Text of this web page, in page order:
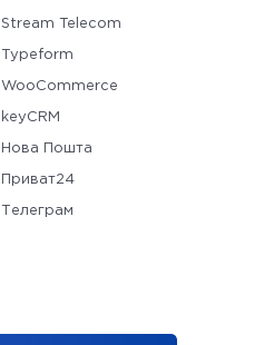
Stream Telecom
Typeform
WooCommerce
keyCRM
Нова Пошта
Приват24
Телеграм